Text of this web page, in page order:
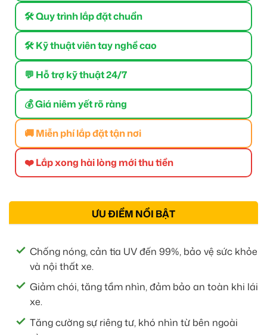
🛠 Quy trình lắp đặt chuẩn
🛠 Kỹ thuật viên tay nghề cao
💬 Hỗ trợ kỹ thuật 24/7
💰 Giá niêm yết rõ ràng
🚚 Miễn phí lắp đặt tận nơi
❤️ Lắp xong hài lòng mới thu tiền
ƯU ĐIỂM NỔI BẬT
Chống nóng, cản tia UV đến 99%, bảo vệ sức khỏe
và nội thất xe.
Giảm chói, tăng tầm nhìn, đảm bảo an toàn khi lái
xe.
Tăng cường sự riêng tư, khó nhìn từ bên ngoài